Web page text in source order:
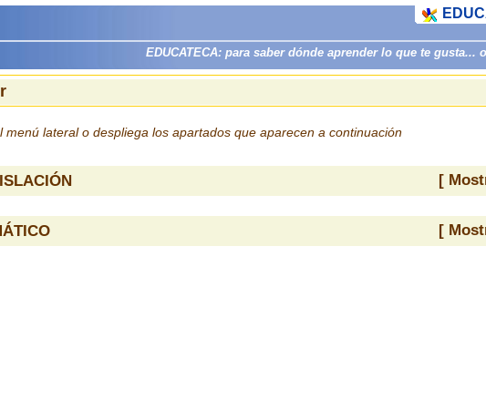
EDUCATECA: para saber dónde aprender lo que te gusta...
menú lateral o despliega los apartados que aparecen a continuación
[
[